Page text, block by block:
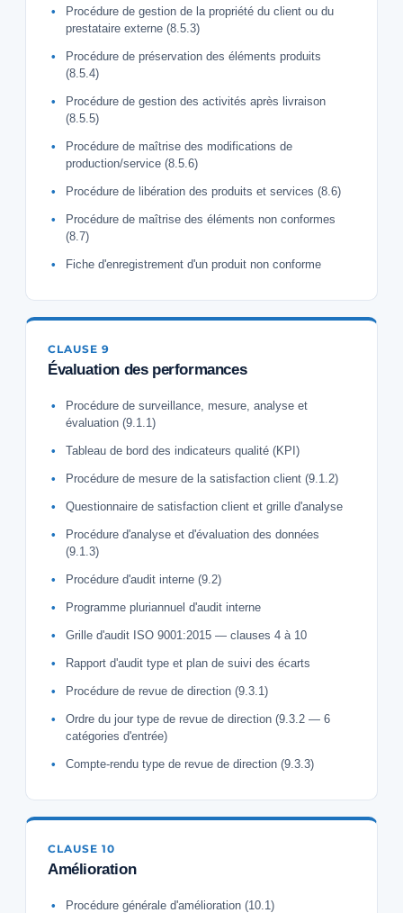
Procédure de gestion de la propriété du client ou du
prestataire externe (8.5.3)
Procédure de préservation des éléments produits
(8.5.4)
Procédure de gestion des activités après livraison
(8.5.5)
Procédure de maîtrise des modifications de
production/service (8.5.6)
Procédure de libération des produits et services (8.6)
Procédure de maîtrise des éléments non conformes
(8.7)
Fiche d'enregistrement d'un produit non conforme
CLAUSE 9
Évaluation des performances
Procédure de surveillance, mesure, analyse et
évaluation (9.1.1)
Tableau de bord des indicateurs qualité (KPI)
Procédure de mesure de la satisfaction client (9.1.2)
Questionnaire de satisfaction client et grille d'analyse
Procédure d'analyse et d'évaluation des données
(9.1.3)
Procédure d'audit interne (9.2)
Programme pluriannuel d'audit interne
Grille d'audit ISO 9001:2015 — clauses 4 à 10
Rapport d'audit type et plan de suivi des écarts
Procédure de revue de direction (9.3.1)
Ordre du jour type de revue de direction (9.3.2 — 6
catégories d'entrée)
Compte-rendu type de revue de direction (9.3.3)
CLAUSE 10
Amélioration
Procédure générale d'amélioration (10.1)